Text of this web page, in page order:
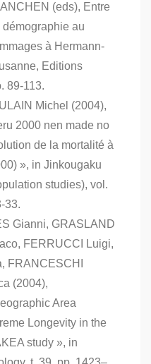
(eds), Entre
au
à Hermann-
Editions
89-113.
Michel (2004),
2000 nen made no
de la mortalité à
», in Jinkougaku
studies), vol.
33.
Gianni, GRASLAND
FERRUCCI Luigi,
FRANCESCHI
(2004),
Area
Longevity in the
study », in